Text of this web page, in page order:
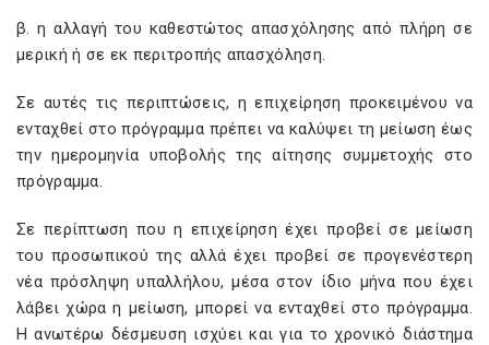
β. η αλλαγή του καθεστώτος απασχόλησης από πλήρη σε
μερική ή σε εκ περιτροπής απασχόληση.
Σε αυτές τις περιπτώσεις, η επιχείρηση προκειμένου να
ενταχθεί στο πρόγραμμα πρέπει να καλύψει τη μείωση έως
την ημερομηνία υποβολής της αίτησης συμμετοχής στο
πρόγραμμα.
Σε περίπτωση που η επιχείρηση έχει προβεί σε μείωση
του προσωπικού της αλλά έχει προβεί σε προγενέστερη
νέα πρόσληψη υπαλλήλου, μέσα στον ίδιο μήνα που έχει
λάβει χώρα η μείωση, μπορεί να ενταχθεί στο πρόγραμμα.
Η ανωτέρω δέσμευση ισχύει και για το χρονικό διάστημα